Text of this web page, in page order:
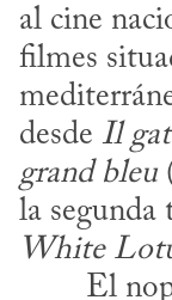
al cine
filmes
desde Il
grand bleu
la segunda
White